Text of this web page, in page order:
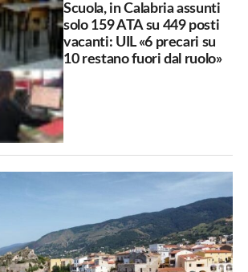
Scuola, in Calabria assunti
solo 159 ATA su 449 posti
vacanti: UIL «6 precari su
10 restano fuori dal ruolo»